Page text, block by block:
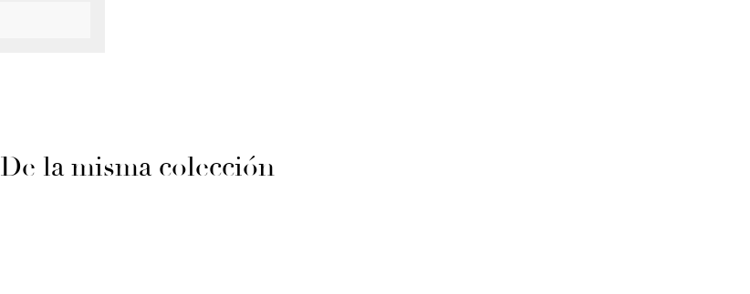
De la misma colección